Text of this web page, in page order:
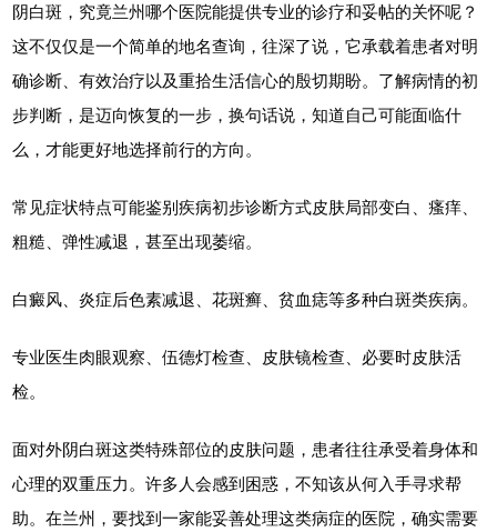
阴白斑，究竟兰州哪个医院能提供专业的诊疗和妥帖的关怀呢？
这不仅仅是一个简单的地名查询，往深了说，它承载着患者对明
确诊断、有效治疗以及重拾生活信心的殷切期盼。了解病情的初
步判断，是迈向恢复的一步，换句话说，知道自己可能面临什
么，才能更好地选择前行的方向。
常见症状特点可能鉴别疾病初步诊断方式皮肤局部变白、瘙痒、
粗糙、弹性减退，甚至出现萎缩。
白癜风、炎症后色素减退、花斑癣、贫血痣等多种白斑类疾病。
专业医生肉眼观察、伍德灯检查、皮肤镜检查、必要时皮肤活
检。
面对外阴白斑这类特殊部位的皮肤问题，患者往往承受着身体和
心理的双重压力。许多人会感到困惑，不知该从何入手寻求帮
助。在兰州，要找到一家能妥善处理这类病症的医院，确实需要